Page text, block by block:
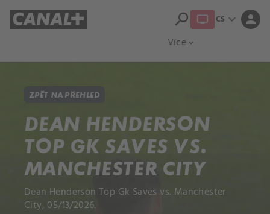
Více expand_more
search CS expand_more person
ZPĚT NA PŘEHLED
DEAN HENDERSON
TOP GK SAVES VS.
MANCHESTER CITY
Dean Henderson Top Gk Saves vs. Manchester
City, 05/13/2026.